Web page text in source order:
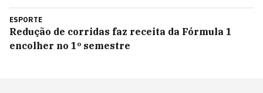
ESPORTE
Redução de corridas faz receita da Fórmula 1
encolher no 1º semestre